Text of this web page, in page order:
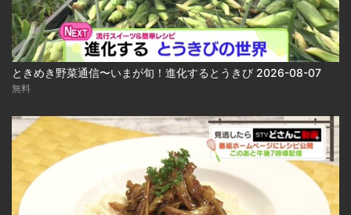
ときめき野菜通信〜いまが旬！進化するとうきび 2026-08-07
無料